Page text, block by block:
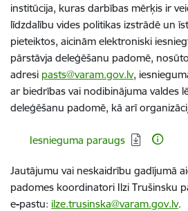
institūcija, kuras darbības mērķis ir
līdzdalību vides politikas izstrādē un
pieteiktos, aicinām elektroniski
pārstāvja deleģēšanu padomē,
adresi pasts@varam.gov.lv,
ar biedrības vai nodibinājuma valdes
deleģēšanu padomē, kā arī
Lejupielādēt:
Iesnieguma paraugs
Jautājumu vai neskaidrību gadījumā
padomes koordinatori Ilzi Trušinsku
e-pastu: ilze.trusinska@varam.gov.lv.